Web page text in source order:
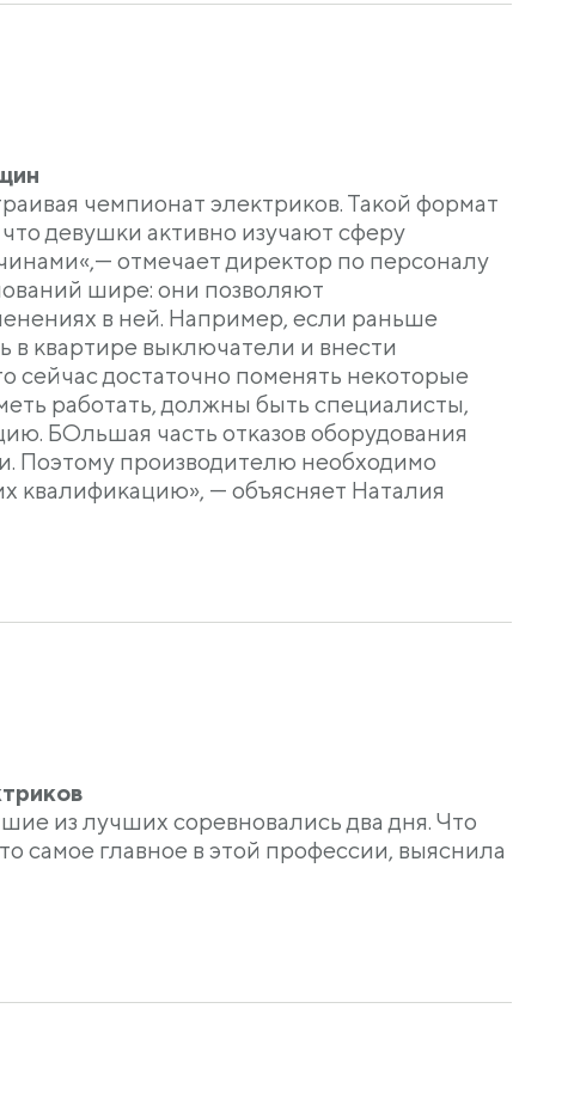
чемпионат электриков. Такой формат
девушки активно изучают сферу
отмечает директор по персоналу
шире: они позволяют
в ней. Например, если раньше
в квартире выключатели и внести
сейчас достаточно поменять некоторые
работать, должны быть специалисты,
БОльшая часть отказов оборудования
Поэтому производителю необходимо
квалификацию», — объясняет Наталия
из лучших соревновались два дня. Что
самое главное в этой профессии, выяснила